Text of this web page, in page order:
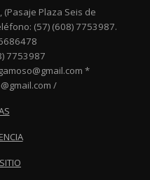
Plaza Seis de
(57) (608) 7753987.
7753987
*
/